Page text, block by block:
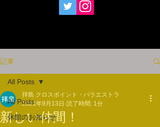
記事
All Posts
休館のお知らせ
All Posts
新しい仲間！
拝島 クロスポイント・パラエストラ
2021年9月13日 読了時間: 1分